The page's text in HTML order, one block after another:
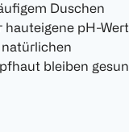
Duschen
hauteigene pH-Wert
bleiben